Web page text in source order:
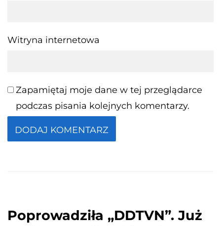
Witryna internetowa
Zapamiętaj moje dane w tej przeglądarce
podczas pisania kolejnych komentarzy.
Poprowadziła „DDTVN”. Już